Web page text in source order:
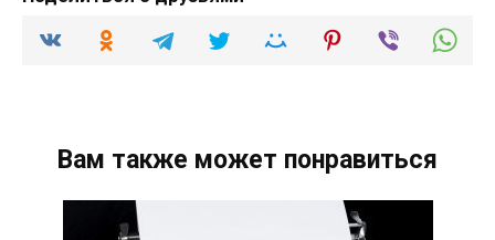
Вам также может понравиться